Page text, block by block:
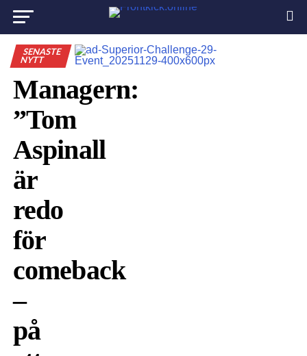
SENASTE
NYTT
Managern:
”Tom
Aspinall
är
redo
för
comeback
–
på